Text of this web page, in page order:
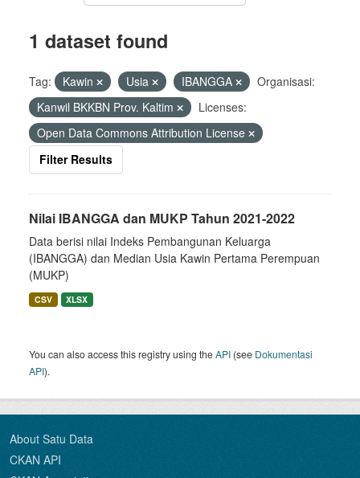
1 dataset found
Tag: Kawin Usia IBANGGA
Organisasi:
Kanwil BKKBN Prov. Kaltim
Licenses:
Open Data Commons Attribution License
Filter Results
Nilai IBANGGA dan MUKP Tahun 2021-2022
Data berisi nilai Indeks Pembangunan Keluarga
(IBANGGA) dan Median Usia Kawin Pertama Perempuan
(MUKP)
CSV XLSX
You can also access this registry using theAPI (see Dokumentasi
API).
About Satu Data
CKAN API